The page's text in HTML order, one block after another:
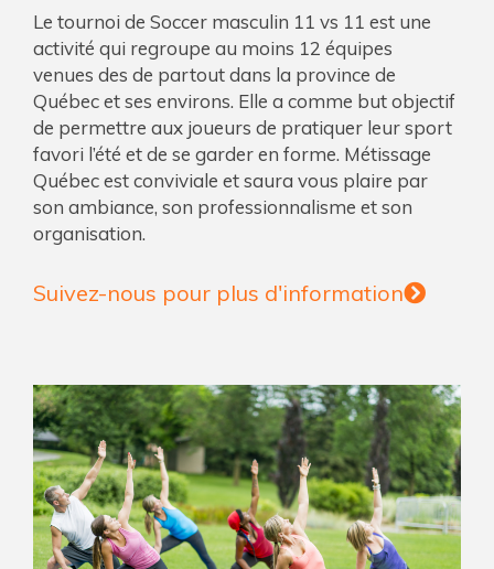
Le tournoi de Soccer masculin 11 vs 11 est une
activité qui regroupe au moins 12 équipes
venues des de partout dans la province de
Québec et ses environs. Elle a comme but objectif
de permettre aux joueurs de pratiquer leur sport
favori l’été et de se garder en forme. Métissage
Québec est conviviale et saura vous plaire par
son ambiance, son professionnalisme et son
organisation.
Suivez-nous pour plus d'information